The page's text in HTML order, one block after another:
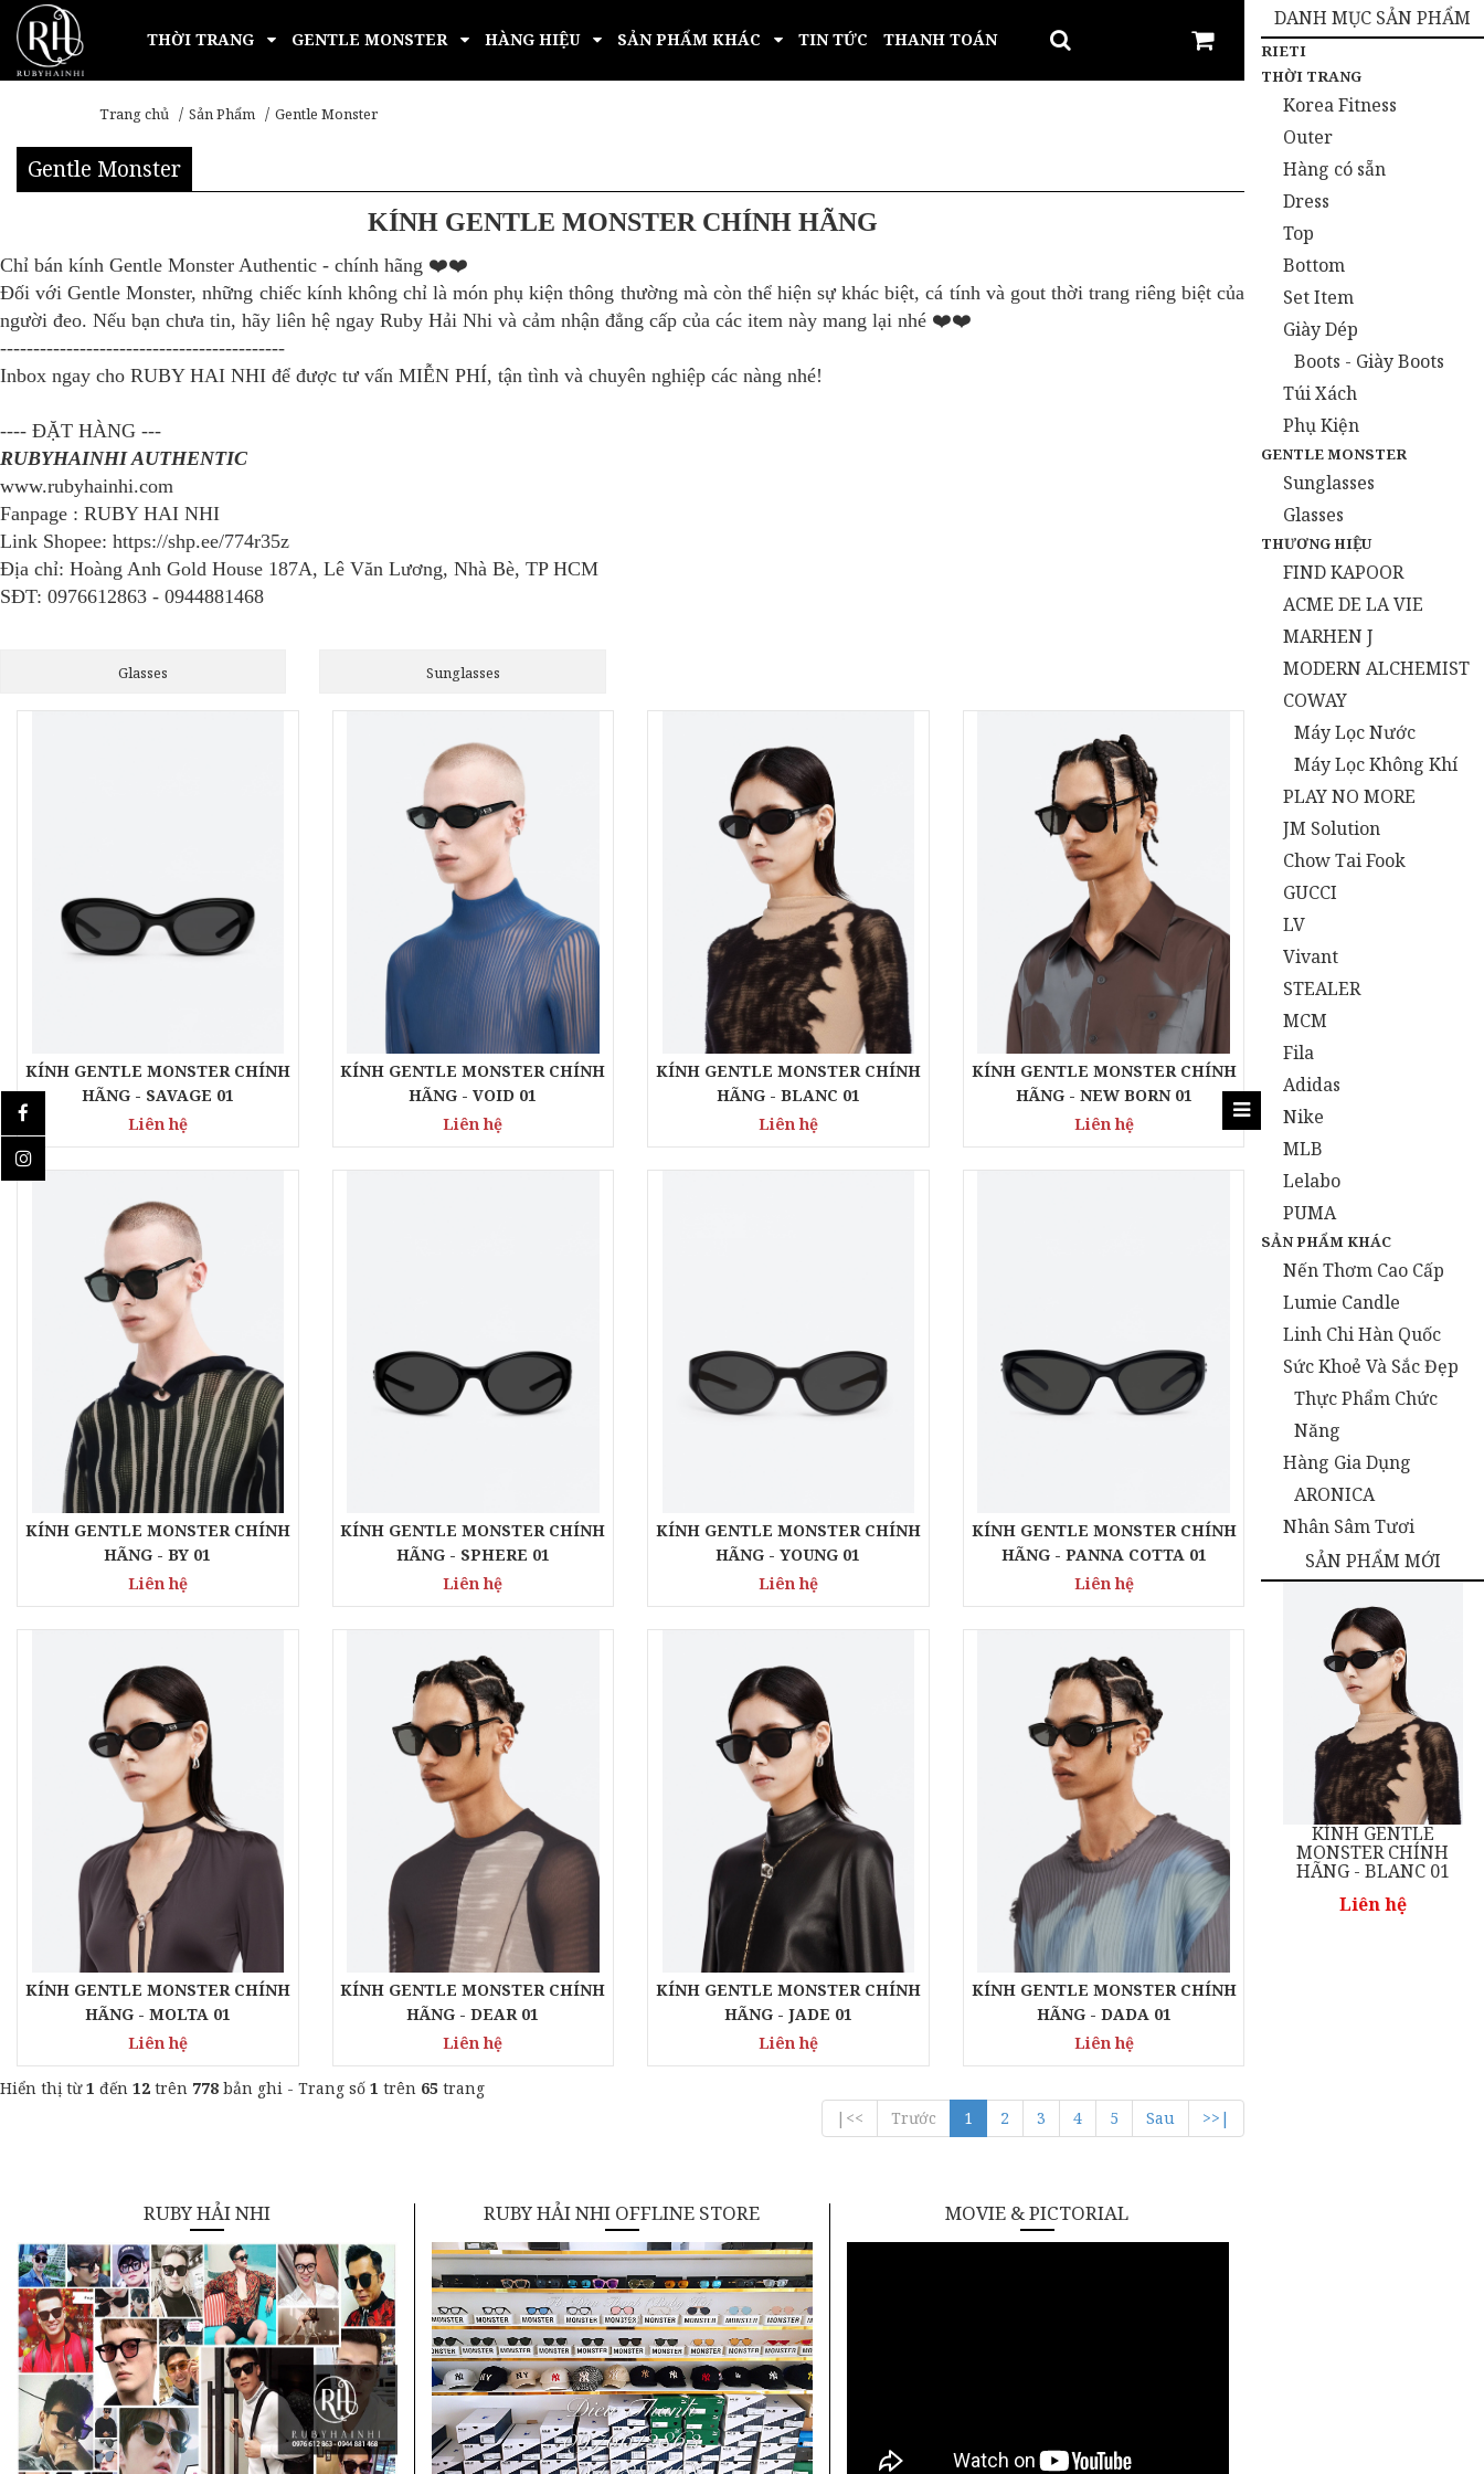
THỜI TRANG GENTLE MONSTER HÀNG HIỆU SẢN PHẨM KHÁC TIN TỨC THANH TOÁN
Trang chủ Sản Phẩm Gentle Monster
Gentle Monster
KÍNH GENTLE MONSTER CHÍNH HÃNG
Chỉ bán kính Gentle Monster Authentic - chính hãng ❤️❤️
Đối với Gentle Monster, những chiếc kính không chỉ là món phụ kiện thông thường mà còn thể hiện sự khác biệt, cá tính và gout thời trang riêng biệt của
người đeo. Nếu bạn chưa tin, hãy liên hệ ngay Ruby Hải Nhi và cảm nhận đẳng cấp của các item này mang lại nhé ❤️❤️
-------------------------------------------
Inbox ngay cho RUBY HAI NHI để được tư vấn MIỄN PHÍ, tận tình và chuyên nghiệp các nàng nhé!
---- ĐẶT HÀNG ---
RUBYHAINHI AUTHENTIC
www.rubyhainhi.com
Fanpage : RUBY HAI NHI
Link Shopee: https://shp.ee/774r35z
Địa chỉ: Hoàng Anh Gold House 187A, Lê Văn Lương, Nhà Bè, TP HCM
SĐT: 0976612863 - 0944881468
Glasses Sunglasses
KÍNH GENTLE MONSTER CHÍNH
HÃNG - SAVAGE 01
Liên hệ
KÍNH GENTLE MONSTER CHÍNH
HÃNG - VOID 01
Liên hệ
KÍNH GENTLE MONSTER CHÍNH
HÃNG - BLANC 01
Liên hệ
KÍNH GENTLE MONSTER CHÍNH
HÃNG - NEW BORN 01
Liên hệ
KÍNH GENTLE MONSTER CHÍNH
HÃNG - BY 01
Liên hệ
KÍNH GENTLE MONSTER CHÍNH
HÃNG - SPHERE 01
Liên hệ
KÍNH GENTLE MONSTER CHÍNH
HÃNG - YOUNG 01
Liên hệ
KÍNH GENTLE MONSTER CHÍNH
HÃNG - PANNA COTTA 01
Liên hệ
KÍNH GENTLE MONSTER CHÍNH
HÃNG - MOLTA 01
Liên hệ
KÍNH GENTLE MONSTER CHÍNH
HÃNG - DEAR 01
Liên hệ
KÍNH GENTLE MONSTER CHÍNH
HÃNG - JADE 01
Liên hệ
KÍNH GENTLE MONSTER CHÍNH
HÃNG - DADA 01
Liên hệ
Hiển thị từ1 đến 12 trên 778 bản ghi - Trang số 1 trên 65 trang
|<<
Trước 1 2 3 4 5 Sau >>|
RUBY HẢI NHI RUBY HẢI NHI OFFLINE STORE MOVIE & PICTORIAL
DANH MỤC SẢN PHẨM
RIETI
THỜI TRANG
Korea Fitness
Outer
Hàng có sẵn
Dress
Top
Bottom
Set Item
Giày Dép
Boots - Giày Boots
Túi Xách
Phụ Kiện
GENTLE MONSTER
Sunglasses
Glasses
THƯƠNG HIỆU
FIND KAPOOR
ACME DE LA VIE
MARHEN J
MODERN ALCHEMIST
COWAY
Máy Lọc Nước
Máy Lọc Không Khí
PLAY NO MORE
JM Solution
Chow Tai Fook
GUCCI
LV
Vivant
STEALER
MCM
Fila
Adidas
Nike
MLB
Lelabo
PUMA
SẢN PHẨM KHÁC
Nến Thơm Cao Cấp
Lumie Candle
Linh Chi Hàn Quốc
Sức Khoẻ Và Sắc Đẹp
Thực Phẩm Chức
Năng
Hàng Gia Dụng
ARONICA
Nhân Sâm Tươi
SẢN PHẨM MỚI
KÍNH GENTLE
MONSTER CHÍNH
HÃNG - SAVAGE 01
Liên hệ
MONSTER CHÍNH
HÃNG - VOID 01
KÍNH GENTLE
MONSTER CHÍNH
HÃNG - BLANC 01
Liên hệ
KÍNH GENTLE
MONSTER
HÃNG - NEW
Liên hệ